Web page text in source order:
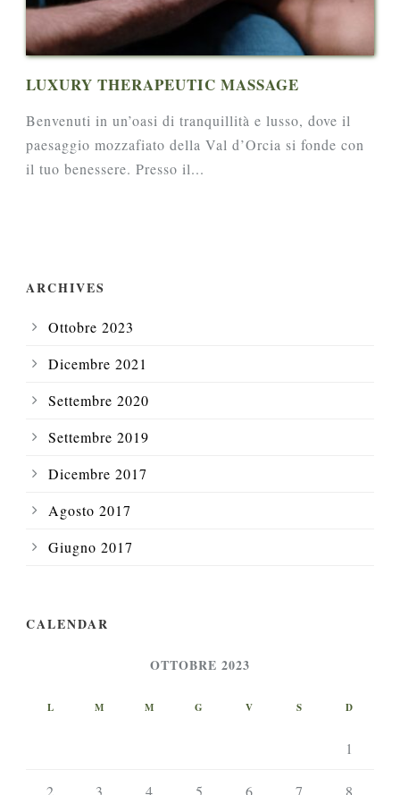
LUXURY THERAPEUTIC MASSAGE
Benvenuti in un’oasi di tranquillità e lusso, dove il
paesaggio mozzafiato della Val d’Orcia si fonde con
il tuo benessere. Presso il...
ARCHIVES
Ottobre 2023
Dicembre 2021
Settembre 2020
Settembre 2019
Dicembre 2017
Agosto 2017
Giugno 2017
CALENDAR
OTTOBRE 2023
L M M G V S D
1
2 3 4 5 6 7 8